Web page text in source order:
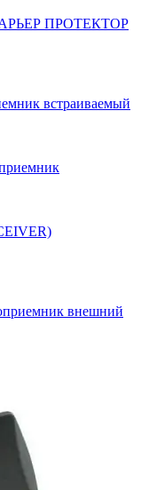
БАРЬЕР ПРОТЕКТОР
встраиваемый
внешний